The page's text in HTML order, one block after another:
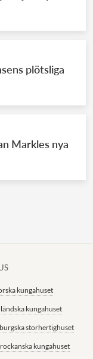
plötsliga
Markles nya
kungahuset
kungahuset
storhertighuset
kungahuset